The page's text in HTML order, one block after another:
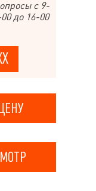
с 9-
до 16-00